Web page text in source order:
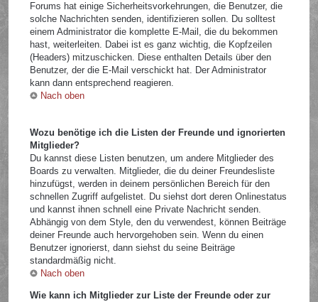
Forums hat einige Sicherheitsvorkehrungen, die Benutzer, die
solche Nachrichten senden, identifizieren sollen. Du solltest
einem Administrator die komplette E-Mail, die du bekommen
hast, weiterleiten. Dabei ist es ganz wichtig, die Kopfzeilen
(Headers) mitzuschicken. Diese enthalten Details über den
Benutzer, der die E-Mail verschickt hat. Der Administrator
kann dann entsprechend reagieren.
Nach oben
Wozu benötige ich die Listen der Freunde und ignorierten
Mitglieder?
Du kannst diese Listen benutzen, um andere Mitglieder des
Boards zu verwalten. Mitglieder, die du deiner Freundesliste
hinzufügst, werden in deinem persönlichen Bereich für den
schnellen Zugriff aufgelistet. Du siehst dort deren Onlinestatus
und kannst ihnen schnell eine Private Nachricht senden.
Abhängig von dem Style, den du verwendest, können Beiträge
deiner Freunde auch hervorgehoben sein. Wenn du einen
Benutzer ignorierst, dann siehst du seine Beiträge
standardmäßig nicht.
Nach oben
Wie kann ich Mitglieder zur Liste der Freunde oder zur